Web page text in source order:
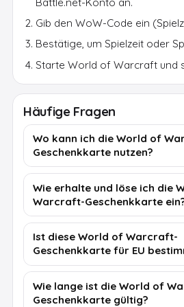
Gib den WoW-Code ein
Bestätige, um Spielzeit oder
Starte World of Warcraft und
Häufige Fragen
Wo kann ich die World of
Geschenkkarte nutzen?
Wie erhalte und löse ich die
Warcraft-Geschenkkarte
Ist diese World of Warcraft-
Geschenkkarte für EU
Wie lange ist die World of
Geschenkkarte gültig?